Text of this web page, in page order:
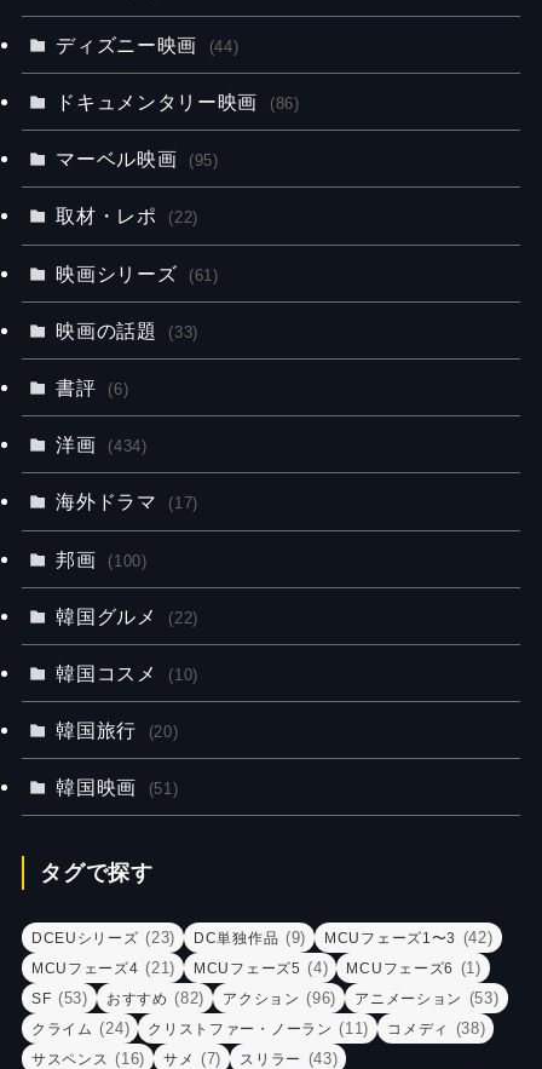
ディズニー映画 (44)
ドキュメンタリー映画 (86)
マーベル映画 (95)
取材・レポ (22)
映画シリーズ (61)
映画の話題 (33)
書評 (6)
洋画 (434)
海外ドラマ (17)
邦画 (100)
韓国グルメ (22)
韓国コスメ (10)
韓国旅行 (20)
韓国映画 (51)
タグで探す
DCEUシリーズ (23) DC単独作品 (9) MCUフェーズ1〜3 (42)
MCUフェーズ4 (21) MCUフェーズ5 (4) MCUフェーズ6 (1)
SF (53) おすすめ (82) アクション (96) アニメーション (53)
クライム (24) クリストファー・ノーラン (11) コメディ (38)
サスペンス (16) サメ (7) スリラー (43)